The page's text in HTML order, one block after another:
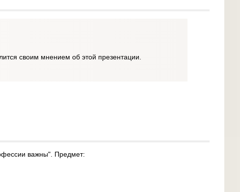
своим мнением об этой презентации.
важны". Предмет: